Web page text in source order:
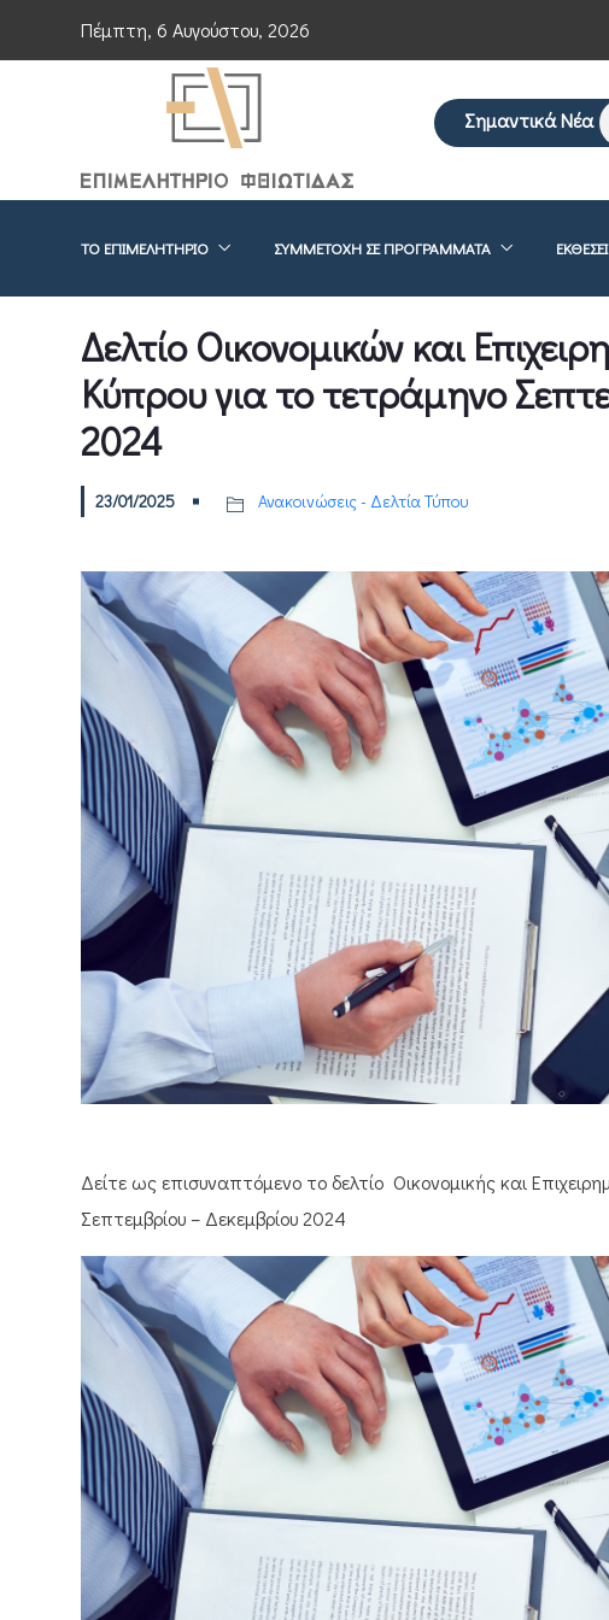
Πέμπτη, 6 Αυγούστου, 2026
Σημαντικά Νέα
Επείγουσα ενημέρωση
ΤΟ ΕΠΙΜΕΛΗΤΉΡΙΟ ΣΥΜΜΕΤΟΧΉ ΣΕ ΠΡΟΓΡΆΜΜΑΤΑ
Δελτίο Οικονομικών και
Κύπρου για το τετράμηνο
2024
23/01/2025 Ανακοινώσεις - Δελτία Τύπου
Δείτε ως επισυναπτόμενο το δελτίο Οικονομικής και
Σεπτεμβρίου – Δεκεμβρίου 2024